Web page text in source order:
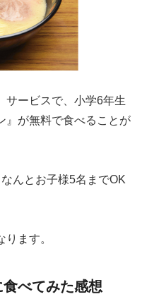
サービスで、小学6年生
』が無料で食べることが
んとお子様5名までOK
ます。
べてみた感想